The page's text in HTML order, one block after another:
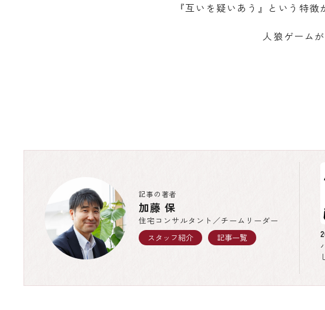
『互いを疑いあう』という特
人狼ゲーム
記事の著者
加藤 保
住宅コンサルタント／チームリーダー
スタッフ紹介
記事一覧